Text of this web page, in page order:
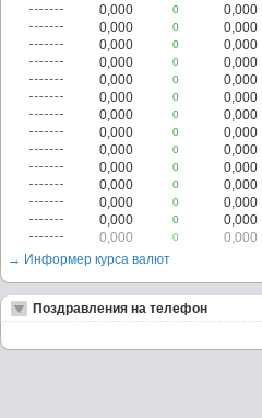
0,000 0
0,000
0,000
0
0,000
0,000
0
0,000
0,000
0
0,000
0,000
0
0,000
0,000
0
0,000
0,000
0
0,000
0,000
0
0,000
0,000
0
0,000
0,000
0
0,000
0,000
0
0,000
0,000
0
0,000
0,000
0
0,000
0,000
0
0,000
→ Информер курса валют
Поздравления на телефон